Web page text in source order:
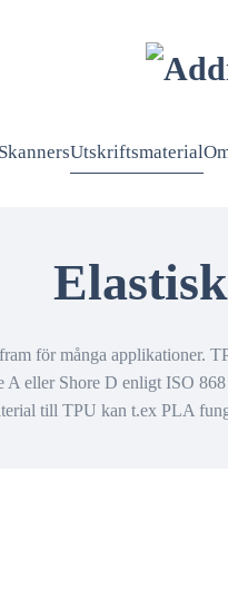
SkannersUtskriftsmaterial
för många applikationer.
A eller Shore D enligt ISO
till TPU kan t.ex PLA